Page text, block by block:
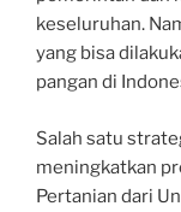
keseluruhan.
yang bisa
pangan di
Salah satu
meningkatkan
Pertanian dari